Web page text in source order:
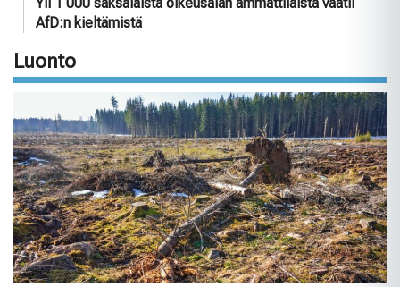
AfD:n kieltämistä
Luonto